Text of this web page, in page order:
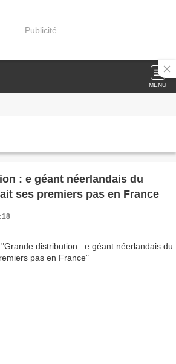
Publicité
MENU
: e géant néerlandais du
ses premiers pas en France